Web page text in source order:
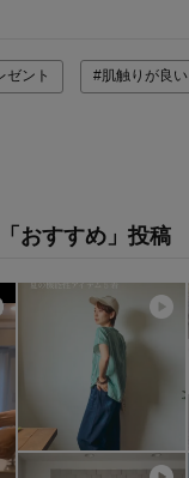
ゼント #肌触りが良い
おすすめ」投稿